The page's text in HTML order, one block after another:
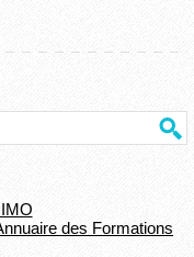
des Formations